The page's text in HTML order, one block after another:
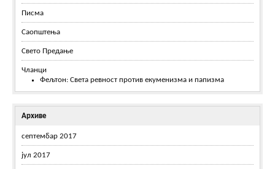
Писма
Саопштења
Свето Предање
Чланци
Фељтон: Света ревност против екуменизма и папизма
Архиве
септембар 2017
јул 2017